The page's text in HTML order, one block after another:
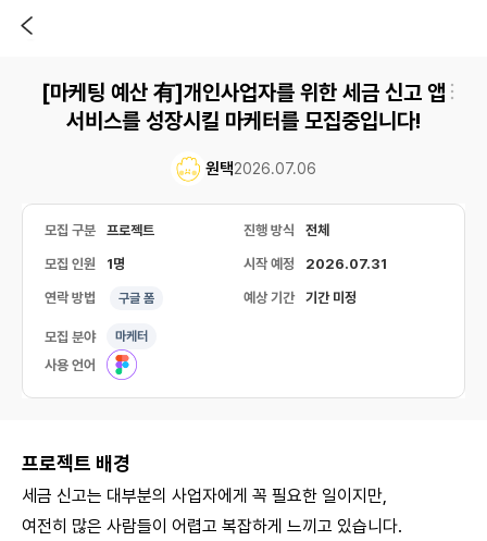
[마케팅 예산 有]개인사업자를 위한 세금 신고 앱
서비스를 성장시킬 마케터를 모집중입니다!
원택2026.07.06
모집 구분 프로젝트 진행 방식 전체
모집 인원 1명 시작 예정 2026.07.31
연락 방법 구글 폼 예상 기간 기간 미정
모집 분야 마케터
사용 언어
프로젝트 배경
세금 신고는 대부분의 사업자에게 꼭 필요한 일이지만,
여전히 많은 사람들이 어렵고 복잡하게 느끼고 있습니다.